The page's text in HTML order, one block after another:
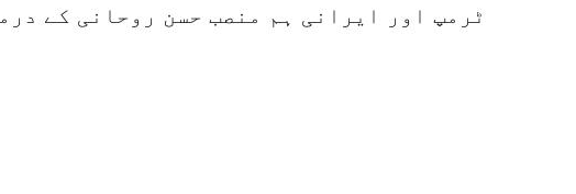
ٹرمپ اور ایرانی ہم منصب حسن روحانی کے